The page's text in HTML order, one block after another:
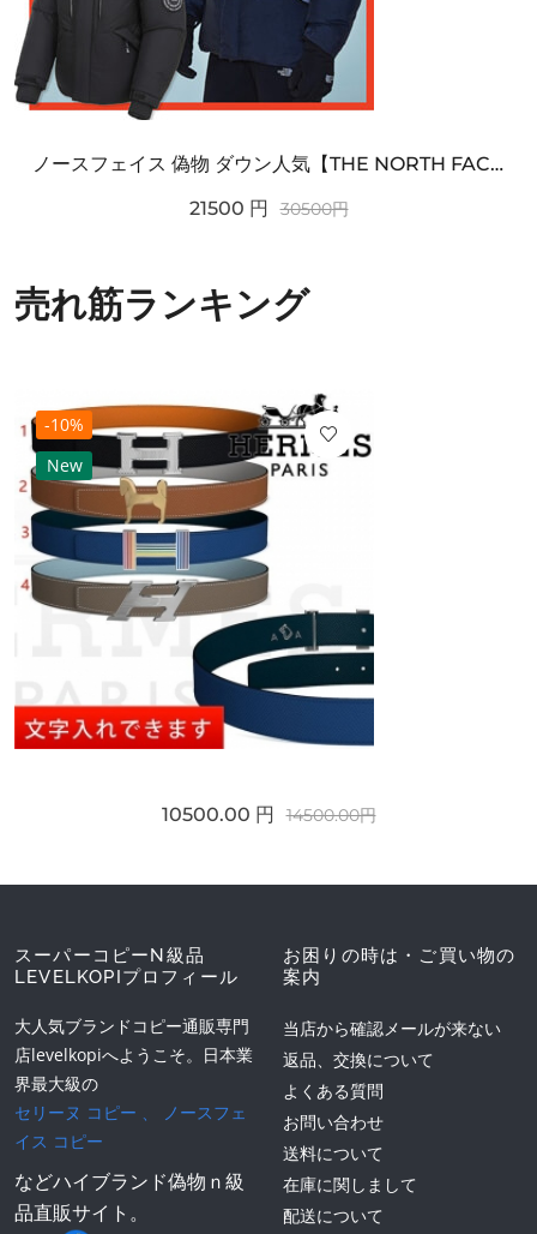
ノースフェイス 偽物 ダウン人気【THE NORTH FACE】M'S 7 SUMMIT HIM...
21500 円 30500円
売れ筋ランキング
-10%
New
10500.00 円 14500.00円
スーパーコピーN級品
LEVELKOPIプロフィール
大人気ブランドコピー通販専門
店levelkopiへようこそ。日本業
界最大級の
セリーヌ コピー 、
ノースフェ
イス コピー
などハイブランド偽物ｎ級
品直販サイト。
お困りの時は・ご買い物の
案内
当店から確認メールが来ない
返品、交換について
よくある質問
お問い合わせ
送料について
在庫に関しまして
配送について